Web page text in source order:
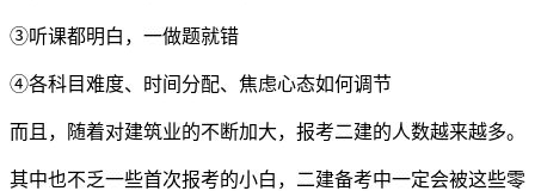
③听课都明白，一做题就错
④各科目难度、时间分配、焦虑心态如何调节
而且，随着对建筑业的不断加大，报考二建的人数越来越多。
其中也不乏一些首次报考的小白，二建备考中一定会被这些零